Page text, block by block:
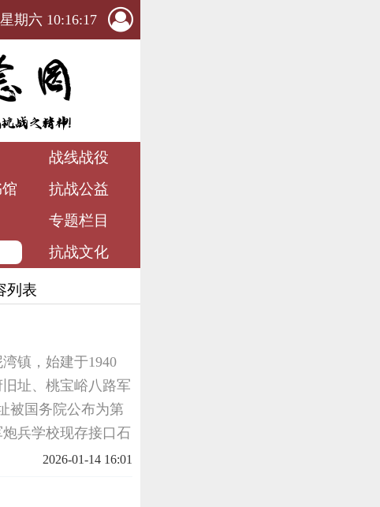
期六 10:16:18
战线战役
抗战公益
专题栏目
抗战文化
列表
镇，始建于1940
址、桃宝峪八路军
被国务院公布为第
兵学校现存接口石
面积10000平方
2026-01-14 16:01